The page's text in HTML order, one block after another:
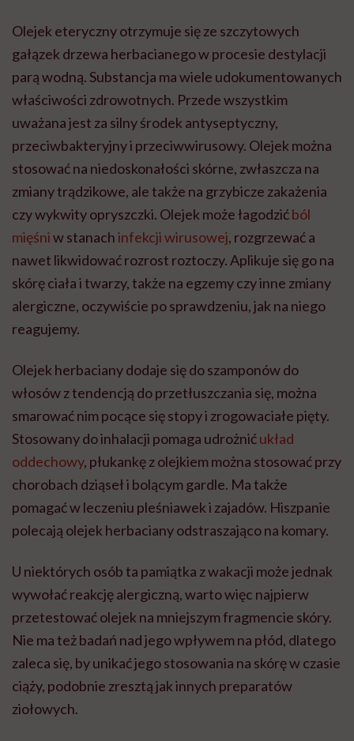
Olejek eteryczny otrzymuje się ze szczytowych
gałązek drzewa herbacianego w procesie destylacji
parą wodną. Substancja ma wiele udokumentowanych
właściwości zdrowotnych. Przede wszystkim
uważana jest za silny środek antyseptyczny,
przeciwbakteryjny i przeciwwirusowy. Olejek można
stosować na niedoskonałości skórne, zwłaszcza na
zmiany trądzikowe, ale także na grzybicze zakażenia
czy wykwity opryszczki. Olejek może łagodzićból
mięśniw stanachinfekcji wirusowej, rozgrzewać a
nawet likwidować rozrost roztoczy. Aplikuje się go na
skórę ciała i twarzy, także na egzemy czy inne zmiany
alergiczne, oczywiście po sprawdzeniu, jak na niego
reagujemy.
Olejek herbaciany dodaje się do szamponów do
włosów z tendencją do przetłuszczania się, można
smarować nim pocące się stopy i zrogowaciałe pięty.
Stosowany do inhalacji pomaga udrożnićukład
oddechowy, płukankę z olejkiem można stosować przy
chorobach dziąseł i bolącym gardle. Ma także
pomagać w leczeniu pleśniawek i zajadów. Hiszpanie
polecają olejek herbaciany odstraszająco na komary.
U niektórych osób ta pamiątka z wakacji może jednak
wywołać reakcję alergiczną, warto więc najpierw
przetestować olejek na mniejszym fragmencie skóry.
Nie ma też badań nad jego wpływem na płód, dlatego
zaleca się, by unikać jego stosowania na skórę w czasie
ciąży, podobnie zresztą jak innych preparatów
ziołowych.